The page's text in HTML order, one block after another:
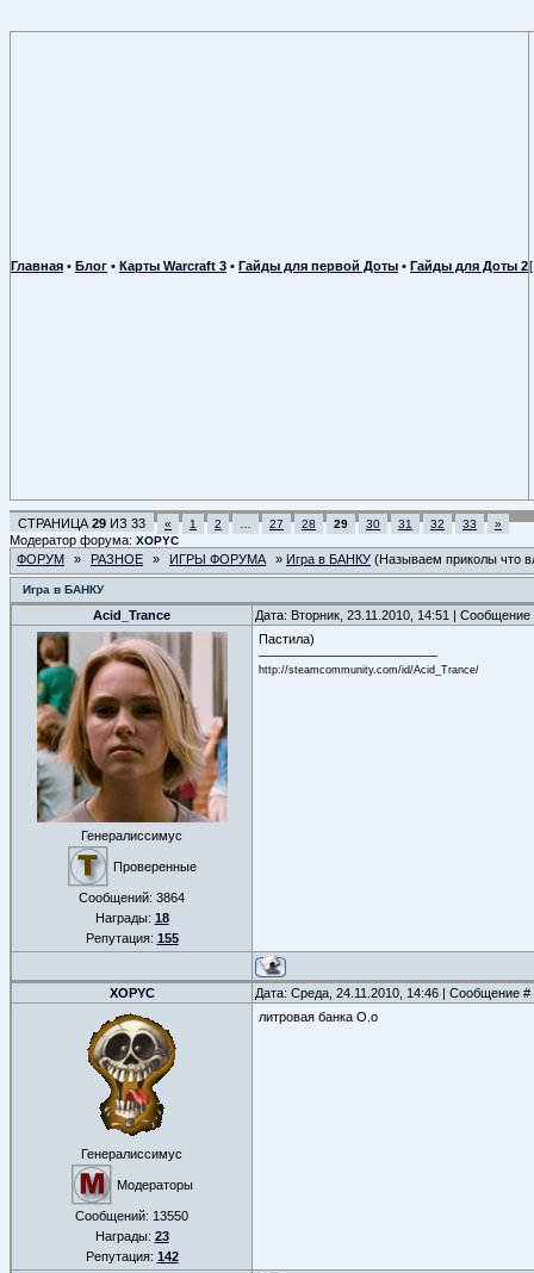
Главная • Блог • Карты Warcraft 3 • Гайды для первой Доты • Гайды для Доты 2
СТРАНИЦА 29 ИЗ 33 « 1 2 27 28 29 30 31 32 33 »
Модератор форума: XOPYC
ФОРУМ » РАЗНОЕ » ИГРЫ ФОРУМА » Игра в БАНКУ (Называем приколы что
Игра в БАНКУ
Acid_Trance Дата: Вторник, 23.11.2010, 14:51 |
Генералиссимус
Проверенные
Сообщений: 3864
Награды: 18
Репутация: 155
Пастила)
http://steamcommunity.com/id/Acid_Trance/
XOPYC Дата: Среда, 24.11.2010, 14:46 | Сообщение #
Генералиссимус
Модераторы
Сообщений: 13550
Награды: 23
Репутация: 142
литровая банка О.о